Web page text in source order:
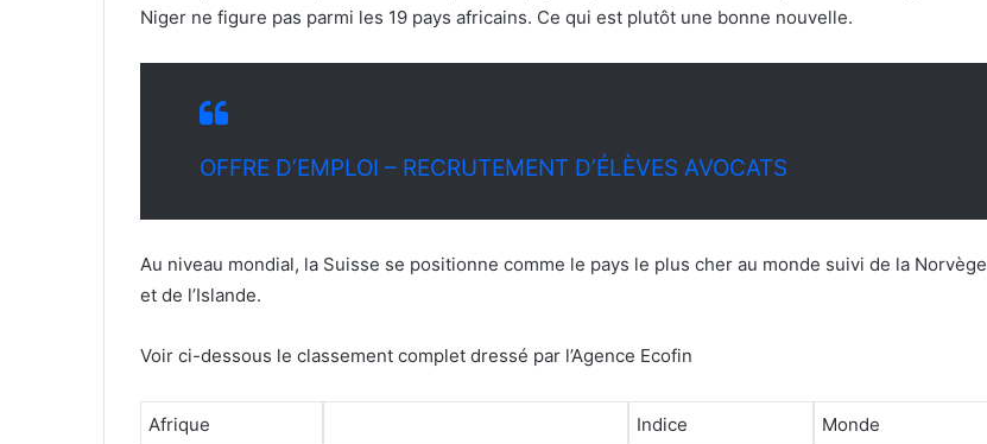
Niger ne figure pas parmi les 19 pays africains. Ce qui est plutôt une bonne nouvelle.
OFFRE D’EMPLOI – RECRUTEMENT D’ÉLÈVES AVOCATS
Au niveau mondial, la Suisse se positionne comme le pays le plus cher au monde suivi de la Norvège
et de l’Islande.
Voir ci-dessous le classement complet dressé par l’Agence Ecofin
Afrique Indice Monde